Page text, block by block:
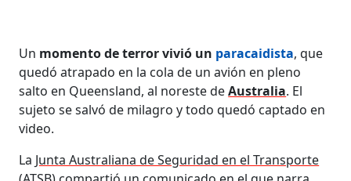
Un momento de terror vivió un paracaidista, que
quedó atrapado en la cola de un avión en pleno
salto en Queensland, al noreste deAustralia. El
sujeto se salvó de milagro y todo quedó captado en
video.
La Junta Australiana de Seguridad en el Transporte